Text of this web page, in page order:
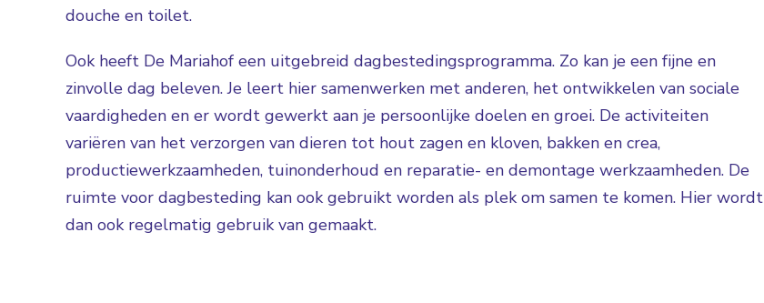
douche en toilet.
Ook heeft De Mariahof een uitgebreid dagbestedingsprogramma. Zo kan je een fijne en
zinvolle dag beleven. Je leert hier samenwerken met anderen, het ontwikkelen van sociale
vaardigheden en er wordt gewerkt aan je persoonlijke doelen en groei. De activiteiten
variëren van het verzorgen van dieren tot hout zagen en kloven, bakken en crea,
productiewerkzaamheden, tuinonderhoud en reparatie- en demontage werkzaamheden. De
ruimte voor dagbesteding kan ook gebruikt worden als plek om samen te komen. Hier wordt
dan ook regelmatig gebruik van gemaakt.